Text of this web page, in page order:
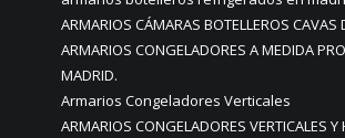
ARMARIOS CÁMARAS BOTELLEROS CAVAS
ARMARIOS CONGELADORES A MEDIDA
MADRID.
Armarios Congeladores Verticales
ARMARIOS CONGELADORES VERTICALES Y